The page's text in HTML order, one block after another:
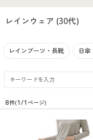
レディースファッション
女性下着
インナー・下着通販すべ
女性下着
メンズ下着
ジュニア・ティーンズ下
メンズ
メンズ通販すべて
メンズファッション
メンズ下着
家電・雑貨
家電・雑貨すべて
家電
キッチン・雑貨・日用品
寝具・インテリア・
寝具・インテリア・家具
美容・健康
美容・健康通販すべて
制服・スクール
レインウェア (30代)
レインブーツ・長靴 日傘
在庫 在
8件(1/1 ページ)